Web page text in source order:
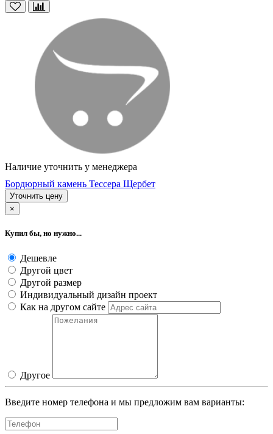
Наличие уточнить у менеджера
Бордюрный камень Тессера Щербет
Уточнить цену
×
Купил бы, но нужно...
Дешевле
Другой цвет
Другой размер
Индивидуальный дизайн проект
Как на другом сайте
Другое
Введите номер телефона и мы предложим вам варианты: